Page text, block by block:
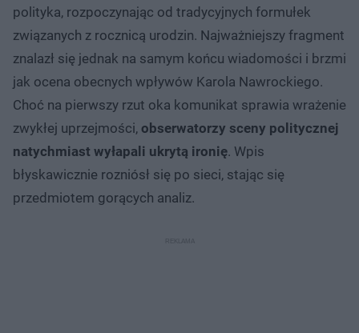
polityka, rozpoczynając od tradycyjnych formułek
związanych z rocznicą urodzin. Najważniejszy fragment
znalazł się jednak na samym końcu wiadomości i brzmi
jak ocena obecnych wpływów Karola Nawrockiego.
Choć na pierwszy rzut oka komunikat sprawia wrażenie
zwykłej uprzejmości, obserwatorzy sceny politycznej
natychmiast wyłapali ukrytą ironię. Wpis
błyskawicznie rozniósł się po sieci, stając się
przedmiotem gorących analiz.